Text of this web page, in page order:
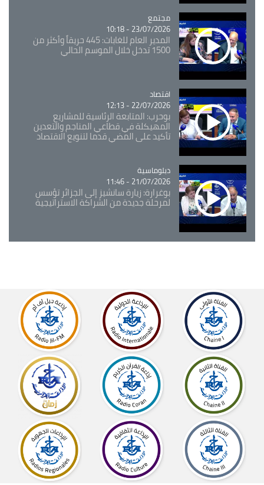
Catégorie
مجتمع
23/07/2026 - 10:18
المدير العام للغابات: 445 حريقاً وأكثر من
1500 تدخل خلال الموسم الحالي
Catégorie
اقتصاد
22/07/2026 - 12:13
بوحرب: المتابعة الرئاسية للمشاريع
المهيكلة في قطاعي المناجم والتعدين
تأكيد على المضي قدما لتنويع الاقتصاد
Catégorie
دبلوماسية
21/07/2026 - 11:46
بوغرارة: زيارة سانشيز إلى الجزائر تؤسس
لمرحلة جديدة من الشراكة الاستراتيجية